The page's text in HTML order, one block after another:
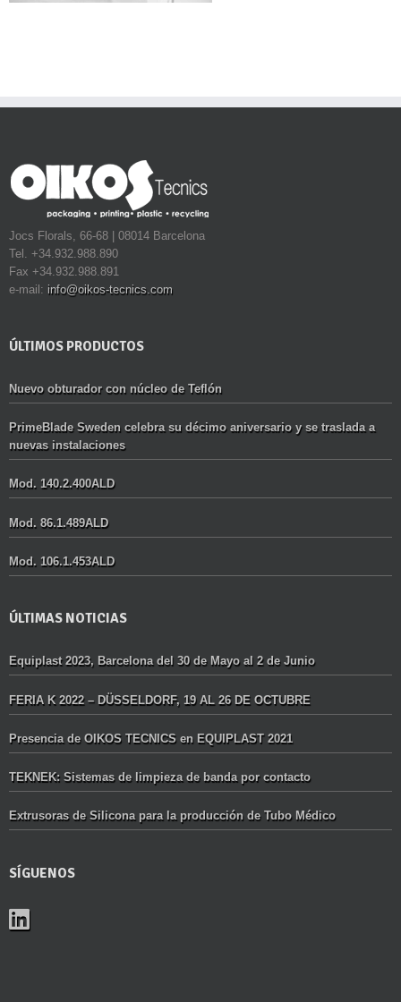
Jocs Florals, 66-68 | 08014 Barcelona
Tel. +34.932.988.890
Fax +34.932.988.891
e-mail: info@oikos-tecnics.com
ÚLTIMOS PRODUCTOS
Nuevo obturador con núcleo de Teflón
PrimeBlade Sweden celebra su décimo aniversario y se traslada a
nuevas instalaciones
Mod. 140.2.400ALD
Mod. 86.1.489ALD
Mod. 106.1.453ALD
ÚLTIMAS NOTICIAS
Equiplast 2023, Barcelona del 30 de Mayo al 2 de Junio
FERIA K 2022 – DÜSSELDORF, 19 AL 26 DE OCTUBRE
Presencia de OIKOS TECNICS en EQUIPLAST 2021
TEKNEK: Sistemas de limpieza de banda por contacto
Extrusoras de Silicona para la producción de Tubo Médico
SÍGUENOS